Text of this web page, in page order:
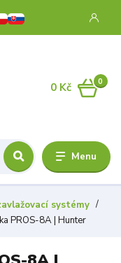
Menu
0
0 Kč
systémy
PROS-8A | Hunter